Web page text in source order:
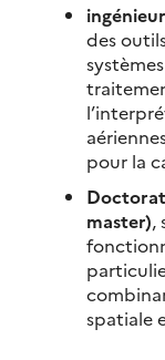
des
pour la
master),
spatiale